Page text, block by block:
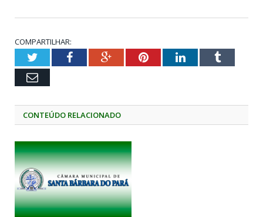
COMPARTILHAR:
TwitterFacebookGoogle+PinterestLinkedInTumblr
Email
CONTEÚDO RELACIONADO